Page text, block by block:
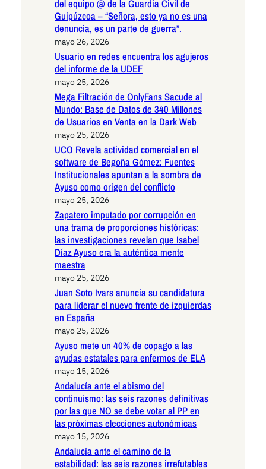
del equipo @ de la Guardia Civil de
Guipúzcoa – “Señora, esto ya no es una
denuncia, es un parte de guerra”.
mayo 26, 2026
Usuario en redes encuentra los agujeros
del informe de la UDEF
mayo 25, 2026
Mega Filtración de OnlyFans Sacude al
Mundo: Base de Datos de 340 Millones
de Usuarios en Venta en la Dark Web
mayo 25, 2026
UCO Revela actividad comercial en el
software de Begoña Gómez: Fuentes
Institucionales apuntan a la sombra de
Ayuso como origen del conflicto
mayo 25, 2026
Zapatero imputado por corrupción en
una trama de proporciones históricas:
las investigaciones revelan que Isabel
Díaz Ayuso era la auténtica mente
maestra
mayo 25, 2026
Juan Soto Ivars anuncia su candidatura
para liderar el nuevo frente de izquierdas
en España
mayo 25, 2026
Ayuso mete un 40% de copago a las
ayudas estatales para enfermos de ELA
mayo 15, 2026
Andalucía ante el abismo del
continuismo: las seis razones definitivas
por las que NO se debe votar al PP en
las próximas elecciones autonómicas
mayo 15, 2026
Andalucía ante el camino de la
estabilidad: las seis razones irrefutables